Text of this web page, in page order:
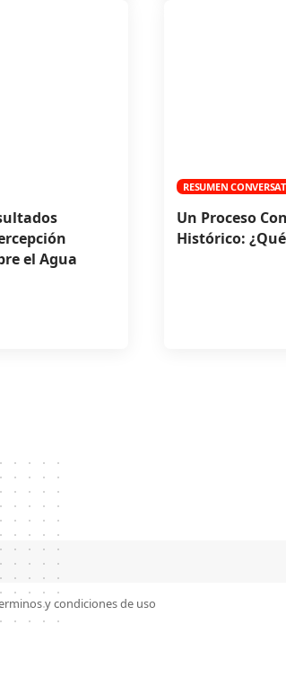
el Agua
RESUMEN
Un Proceso
Histórico:
y condiciones de uso